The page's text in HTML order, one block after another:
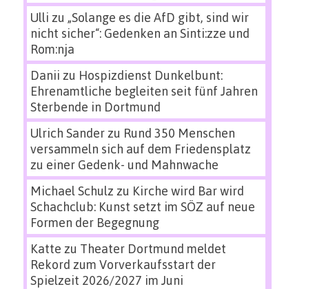
Ulli zu „Solange es die AfD gibt, sind wir
nicht sicher“: Gedenken an Sinti:zze und
Rom:nja
Danii zu Hospizdienst Dunkelbunt:
Ehrenamtliche begleiten seit fünf Jahren
Sterbende in Dortmund
Ulrich Sanderzu Rund 350 Menschen
versammeln sich auf dem Friedensplatz
zu einer Gedenk- und Mahnwache
Michael Schulz zu Kirche wird Bar wird
Schachclub: Kunst setzt im SÖZ auf neue
Formen der Begegnung
Katte zu Theater Dortmund meldet
Rekord zum Vorverkaufsstart der
Spielzeit 2026/2027 im Juni